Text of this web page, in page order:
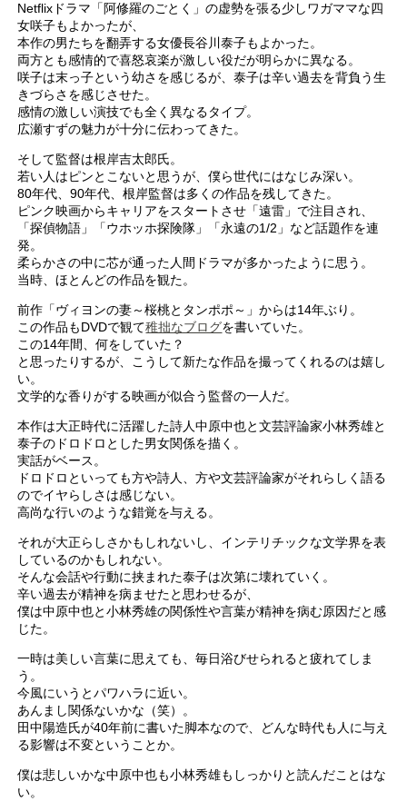
Netflixドラマ「阿修羅のごとく」の虚勢を張る少しワガママな四
女咲子もよかったが、
本作の男たちを翻弄する女優長谷川泰子もよかった。
両方とも感情的で喜怒哀楽が激しい役だが明らかに異なる。
咲子は末っ子という幼さを感じるが、泰子は辛い過去を背負う生
きづらさを感じさせた。
感情の激しい演技でも全く異なるタイプ。
広瀬すずの魅力が十分に伝わってきた。
そして監督は根岸吉太郎氏。
若い人はピンとこないと思うが、僕ら世代にはなじみ深い。
80年代、90年代、根岸監督は多くの作品を残してきた。
ピンク映画からキャリアをスタートさせ「遠雷」で注目され、
「探偵物語」「ウホッホ探険隊」「永遠の1/2」など話題作を連
発。
柔らかさの中に芯が通った人間ドラマが多かったように思う。
当時、ほとんどの作品を観た。
前作「ヴィヨンの妻～桜桃とタンポポ～」からは14年ぶり。
この作品もDVDで観て稚拙なブログを書いていた。
この14年間、何をしていた？
と思ったりするが、こうして新たな作品を撮ってくれるのは嬉し
い。
文学的な香りがする映画が似合う監督の一人だ。
本作は大正時代に活躍した詩人中原中也と文芸評論家小林秀雄と
泰子のドロドロとした男女関係を描く。
実話がベース。
ドロドロといっても方や詩人、方や文芸評論家がそれらしく語る
のでイヤらしさは感じない。
高尚な行いのような錯覚を与える。
それが大正らしさかもしれないし、インテリチックな文学界を表
しているのかもしれない。
そんな会話や行動に挟まれた泰子は次第に壊れていく。
辛い過去が精神を病ませたと思わせるが、
僕は中原中也と小林秀雄の関係性や言葉が精神を病む原因だと感
じた。
一時は美しい言葉に思えても、毎日浴びせられると疲れてしま
う。
今風にいうとパワハラに近い。
あんまし関係ないかな（笑）。
田中陽造氏が40年前に書いた脚本なので、どんな時代も人に与え
る影響は不変ということか。
僕は悲しいかな中原中也も小林秀雄もしっかりと読んだことはな
い。